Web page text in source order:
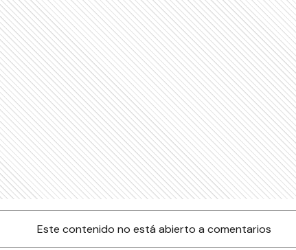
Este contenido no está abierto a comentarios